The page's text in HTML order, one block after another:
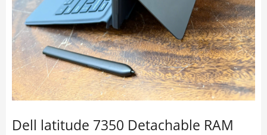
Dell latitude 7350 Detachable RAM